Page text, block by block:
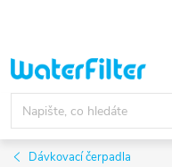
obsah
Dávkovací čerpadla